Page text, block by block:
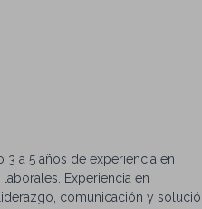
3 a 5 años de experiencia en
Experiencia en
comunicación y solución